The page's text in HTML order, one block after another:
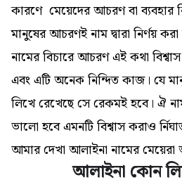
কারণে মেয়েদের আচরণ বা ব্যবহার
মানুষের আচরণই নাম দ্বারা নির্ণয়
নামের বিচারে আচরণ এই কথা
এবং এটি অনেক নিন্দিত কাজ। যে
লিখে রেখেছে সে রেকমই হবে। ঐ
ভালো হবে এমনটি বিশ্বাস করাও
আমার দেখা আলাইনা নামের
আলাইনা কোন